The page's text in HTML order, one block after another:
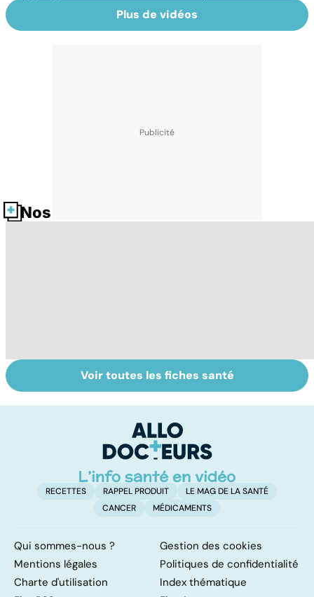
Plus de vidéos
Nos fiches santé
Alimentation :
nos assiettes
Pesticides :
retour au bio ?
Voir toutes les fiches santé
RECETTES RAPPEL PRODUIT
LE MAG DE LA SANTÉ
CANCER
MÉDICAMENTS
Qui sommes-nous ?
Gestion des cookies
Mentions légales
Politiques de confidentialité
Charte d'utilisation
Index thématique